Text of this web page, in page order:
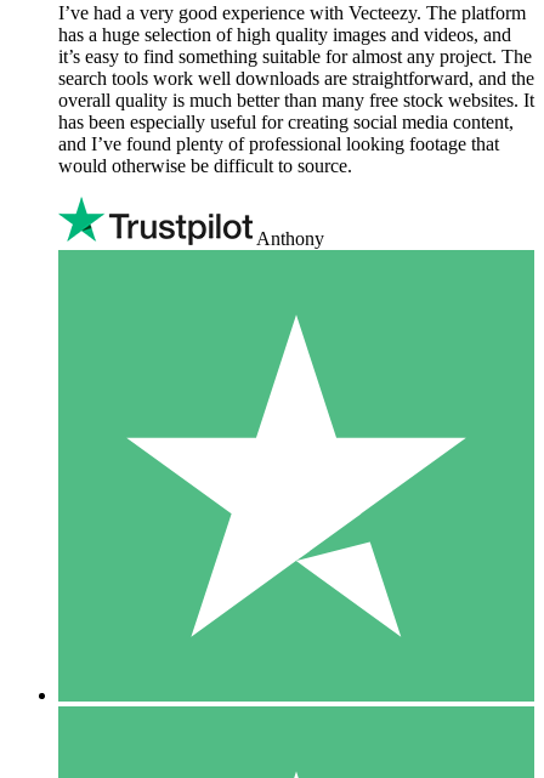
I’ve had a very good experience with Vecteezy. The platform
has a huge selection of high quality images and videos, and
it’s easy to find something suitable for almost any project. The
search tools work well downloads are straightforward, and the
overall quality is much better than many free stock websites. It
has been especially useful for creating social media content,
and I’ve found plenty of professional looking footage that
would otherwise be difficult to source.
Anthony